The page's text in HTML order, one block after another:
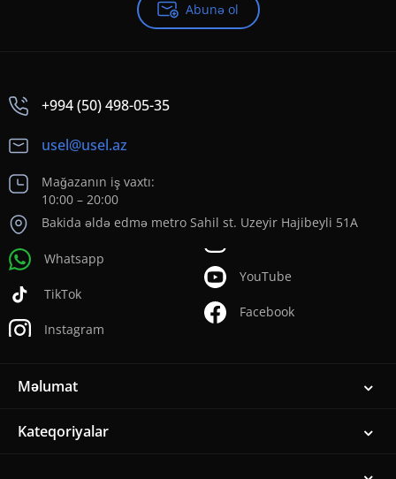
Abunə ol
+994 (50) 498-05-35
usel@usel.az
Mağazanın iş vaxtı:
10:00 – 20:00
Bakida əldə edmə metro Sahil st. Uzeyir Hajibeyli 51A
Whatsapp
TikTok
Instagram
YouTube
Facebook
Məlumat
Kateqoriyalar